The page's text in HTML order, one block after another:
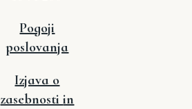
Pogoji
poslovanja
Izjava o
zasebnostiin